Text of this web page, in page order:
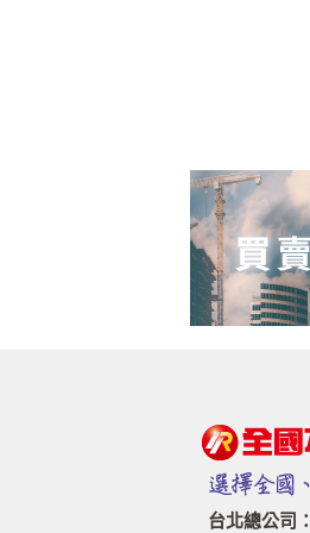
台北總公司：